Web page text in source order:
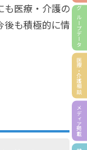
グループデータ
医療・介護相談
メディア掲載
も医療・介護の
後も積極的に情